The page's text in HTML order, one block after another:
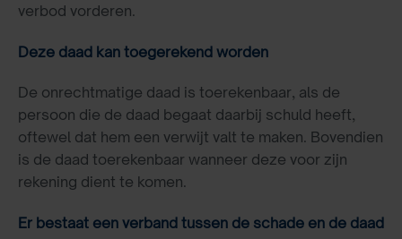
verbod vorderen.
Deze daad kan toegerekend worden
De onrechtmatige daad is toerekenbaar, als de
persoon die de daad begaat daarbij schuld heeft,
oftewel dat hem een verwijt valt te maken. Bovendien
is de daad toerekenbaar wanneer deze voor zijn
rekening dient te komen.
Er bestaat een verband tussen de schade en de daad